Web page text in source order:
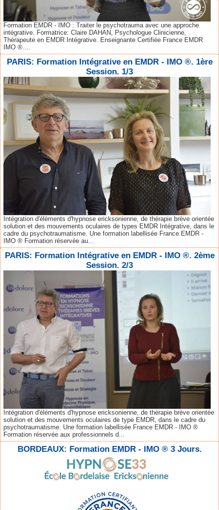
Formation EMDR - IMO : Traiter le psychotrauma avec une approche
intégrative. Formatrice: Claire DAHAN, Psychologue Clinicienne,
Thérapeute en EMDR Intégrative. Enseignante Certifiée France EMDR
IMO ®....
PARIS: Formation Intégrative en EMDR - IMO ®. 1ère
Session. 1/3
Intégration d'éléments d'hypnose ericksonienne, de thérapie brève orientée
solution et des mouvements oculaires de types EMDR Intégrative, dans le
cadre du psychotraumatisme. Une formation labellisée France EMDR -
IMO ® Formation réservée au...
PARIS: Formation Intégrative en EMDR - IMO ®. 2ème
Session. 2/3
Intégration d'éléments d'hypnose ericksonienne, de thérapie brève orientée
solution et des mouvements oculaires de type EMDR, dans le cadre du
psychotraumatisme. Une formation labellisée France EMDR - IMO ®
Formation réservée aux professionnels d...
BORDEAUX: Formation EMDR - IMO ® 3 Jours.